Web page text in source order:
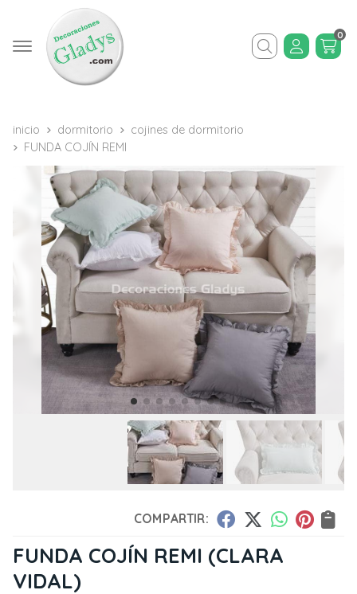
Buscar
0
inicio dormitorio
cojines de dormitorio
FUNDA COJÍN REMI
COMPARTIR:
FUNDA COJÍN REMI (CLARA
VIDAL)